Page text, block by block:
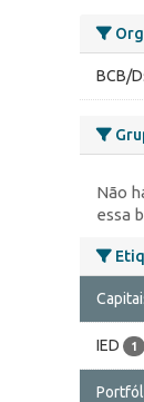
BCB/
Não
essa
IED 1